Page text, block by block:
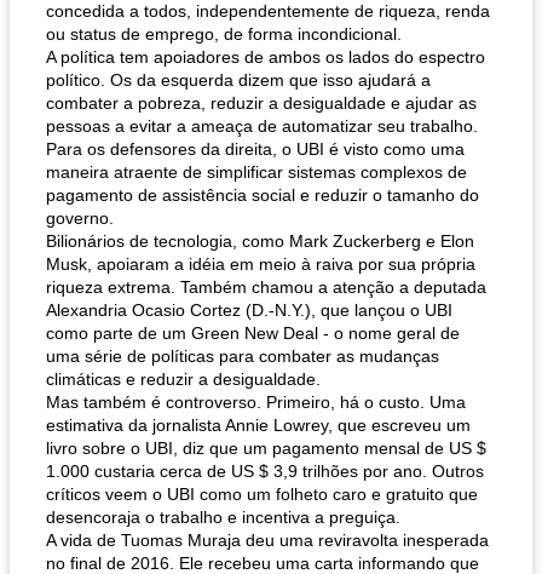
concedida a todos, independentemente de riqueza, renda
ou status de emprego, de forma incondicional.
A política tem apoiadores de ambos os lados do espectro
político. Os da esquerda dizem que isso ajudará a
combater a pobreza, reduzir a desigualdade e ajudar as
pessoas a evitar a ameaça de automatizar seu trabalho.
Para os defensores da direita, o UBI é visto como uma
maneira atraente de simplificar sistemas complexos de
pagamento de assistência social e reduzir o tamanho do
governo.
Bilionários de tecnologia, como Mark Zuckerberg e Elon
Musk, apoiaram a idéia em meio à raiva por sua própria
riqueza extrema. Também chamou a atenção a deputada
Alexandria Ocasio Cortez (D.-N.Y.), que lançou o UBI
como parte de um Green New Deal - o nome geral de
uma série de políticas para combater as mudanças
climáticas e reduzir a desigualdade.
Mas também é controverso. Primeiro, há o custo. Uma
estimativa da jornalista Annie Lowrey, que escreveu um
livro sobre o UBI, diz que um pagamento mensal de US $
1.000 custaria cerca de US $ 3,9 trilhões por ano. Outros
críticos veem o UBI como um folheto caro e gratuito que
desencoraja o trabalho e incentiva a preguiça.
A vida de Tuomas Muraja deu uma reviravolta inesperada
no final de 2016. Ele recebeu uma carta informando que